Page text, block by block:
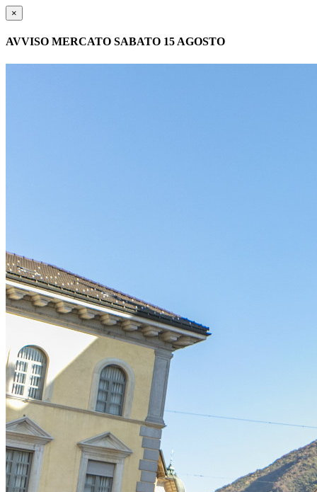
×
AVVISO MERCATO SABATO 15 AGOSTO